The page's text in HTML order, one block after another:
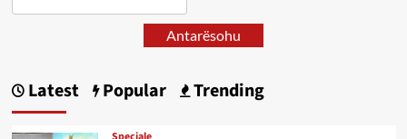
Antarësohu
Latest Popular Trending